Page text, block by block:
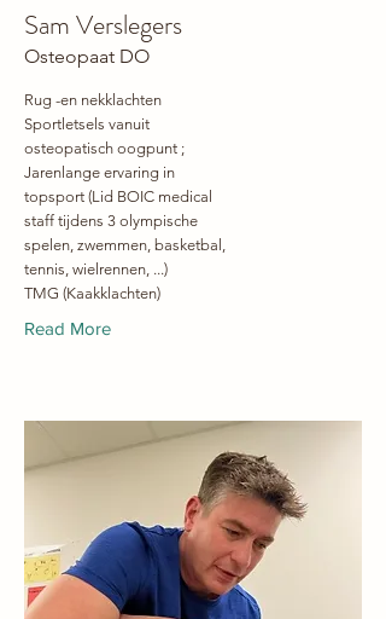
Sam Verslegers
Osteopaat DO
Rug -en nekklachten
Sportletsels vanuit
osteopatisch oogpunt ;
Jarenlange ervaring in
topsport (Lid BOIC medical
staff tijdens 3 olympische
spelen, zwemmen, basketbal,
tennis, wielrennen, ...)
TMG (Kaakklachten)
Read More